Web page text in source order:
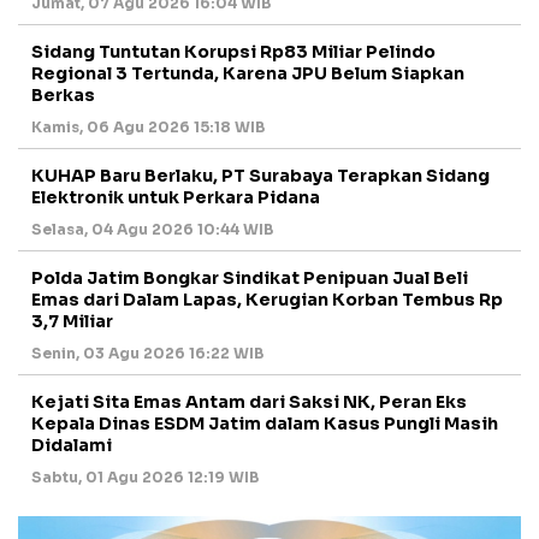
Sidang Tuntutan Korupsi Rp83 Miliar Pelindo
Regional 3 Tertunda, Karena JPU Belum Siapkan
Berkas
Kamis, 06 Agu 2026 15:18 WIB
KUHAP Baru Berlaku, PT Surabaya Terapkan Sidang
Elektronik untuk Perkara Pidana
Selasa, 04 Agu 2026 10:44 WIB
Polda Jatim Bongkar Sindikat Penipuan Jual Beli
Emas dari Dalam Lapas, Kerugian Korban Tembus Rp
3,7 Miliar
Senin, 03 Agu 2026 16:22 WIB
Kejati Sita Emas Antam dari Saksi NK, Peran Eks
Kepala Dinas ESDM Jatim dalam Kasus Pungli Masih
Didalami
Sabtu, 01 Agu 2026 12:19 WIB